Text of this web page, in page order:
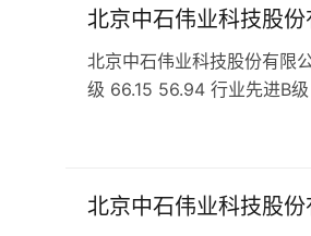
北京中石伟业科技股
北京中石伟业科技股份有限
级 66.15 56.94 行业先进B
北京中石伟业科技股份